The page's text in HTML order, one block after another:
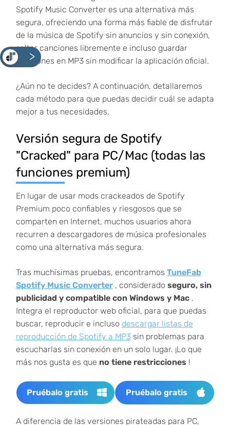
<
Spotify Music Converter es una alternativa más
segura, ofreciendo una forma más fiable de disfrutar
de la música de Spotify sin anuncios y sin conexión,
saltar canciones libremente e incluso guardar
canciones en MP3 sin modificar la aplicación oficial.
¿Aún no te decides? A continuación, detallaremos
cada método para que puedas decidir cuál se adapta
mejor a tus necesidades.
Versión segura de Spotify
"Cracked" para PC/Mac (todas las
funciones premium)
En lugar de usar mods crackeados de Spotify
Premium poco confiables y riesgosos que se
comparten en Internet, muchos usuarios ahora
recurren a descargadores de música profesionales
como una alternativa más segura.
Tras muchísimas pruebas, encontramos TuneFab
Spotify Music Converter, considerado seguro, sin
publicidad y compatible con Windows y Mac.
Integra el reproductor web oficial, para que puedas
buscar, reproducir e incluso descargar listas de
reproducción de Spotify a MP3sin problemas para
escucharlas sin conexión en un solo lugar. ¡Lo que
más nos gusta es que no tiene restricciones !
Pruébalo gratis Pruébalo gratis
A diferencia de las versiones pirateadas para PC,